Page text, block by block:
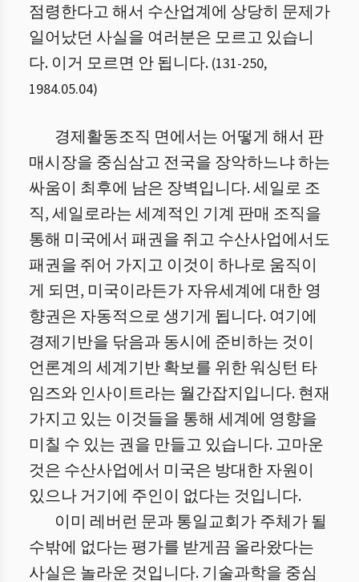
점령한다고 해서 수산업계에 상당히 문제가
일어났던 사실을 여러분은 모르고 있습니
다. 이거 모르면 안 됩니다. (131-250,
1984.05.04)
경제활동조직 면에서는 어떻게 해서 판
매시장을 중심삼고 전국을 장악하느냐 하는
싸움이 최후에 남은 장벽입니다. 세일로 조
직, 세일로라는 세계적인 기계 판매 조직을
통해 미국에서 패권을 쥐고 수산사업에서도
패권을 쥐어 가지고 이것이 하나로 움직이
게 되면, 미국이라든가 자유세계에 대한 영
향권은 자동적으로 생기게 됩니다. 여기에
경제기반을 닦음과 동시에 준비하는 것이
언론계의 세계기반 확보를 위한 워싱턴 타
임즈와 인사이트라는 월간잡지입니다. 현재
가지고 있는 이것들을 통해 세계에 영향을
미칠 수 있는 권을 만들고 있습니다. 고마운
것은 수산사업에서 미국은 방대한 자원이
있으나 거기에 주인이 없다는 것입니다.
이미 레버런 문과 통일교회가 주체가 될
수밖에 없다는 평가를 받게끔 올라왔다는
사실은 놀라운 것입니다. 기술과학을 중심